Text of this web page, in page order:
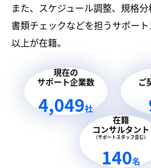
また、スケジュール調整、規格分
書類チェックなどを担うサポー
以上が在籍。
現在の
サポート企業数
4,049社
ご
在籍
コンサルタント
（サポートスタッフ含む）
140名